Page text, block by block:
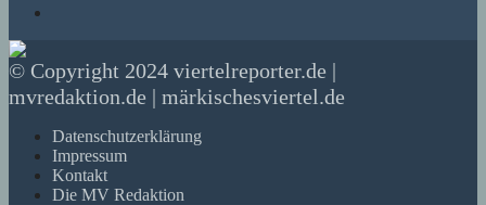
© Copyright 2024 viertelreporter.de |
mvredaktion.de | märkischesviertel.de
Datenschutzerklärung
Impressum
Kontakt
Die MV Redaktion